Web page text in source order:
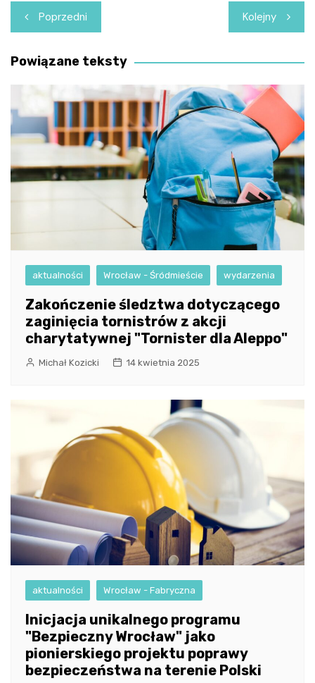
Nawigacja
wpisu
Poprzedni Kolejny
Powiązane teksty
aktualności Wrocław - Śródmieście wydarzenia
Zakończenie śledztwa dotyczącego
zaginięcia tornistrów z akcji
charytatywnej "Tornister dla Aleppo"
Michał Kozicki 14 kwietnia 2025
aktualności Wrocław - Fabryczna
Inicjacja unikalnego programu
"Bezpieczny Wrocław" jako
pionierskiego projektu poprawy
bezpieczeństwa na terenie Polski